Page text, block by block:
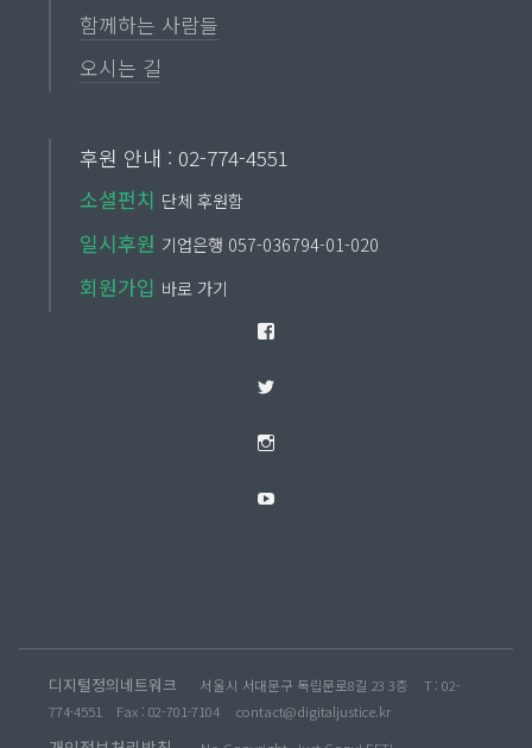
함께하는 사람들
오시는 길
후원 안내 : 02-774-4551
소셜펀치 단체 후원함
일시후원 기업은행 057-036794-01-020
회원가입 바로 가기
Facebook
Twitter
Instagram
YouTube
디지털정의네트워크 서울시 서대문구 독립문로8길 23 3층
T : 02-
774-4551
Fax : 02-701-7104 contact@digitaljustice.kr